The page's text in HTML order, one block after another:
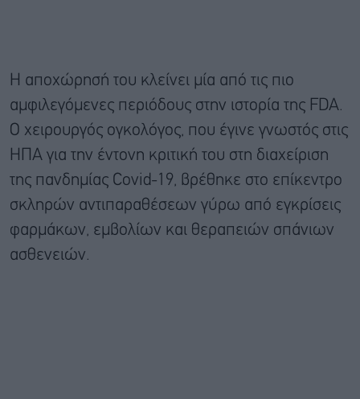
Η αποχώρησή του κλείνει μία από τις πιο
αμφιλεγόμενες περιόδους στην ιστορία της FDA.
Ο χειρουργός ογκολόγος, που έγινε γνωστός στις
ΗΠΑ για την έντονη κριτική του στη διαχείριση
της πανδημίας Covid-19, βρέθηκε στο επίκεντρο
σκληρών αντιπαραθέσεων γύρω από εγκρίσεις
φαρμάκων, εμβολίων και θεραπειών σπάνιων
ασθενειών.